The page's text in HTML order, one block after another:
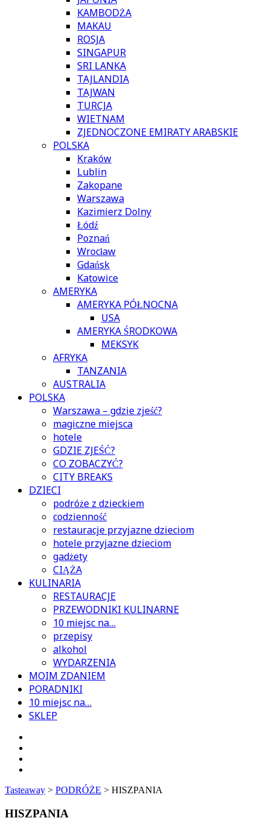
KAMBODŻA
MAKAU
ROSJA
SINGAPUR
SRI LANKA
TAJLANDIA
TAJWAN
TURCJA
WIETNAM
ZJEDNOCZONE EMIRATY ARABSKIE
POLSKA
Kraków
Lublin
Zakopane
Warszawa
Kazimierz Dolny
Łódź
Poznań
Wrocław
Gdańsk
Katowice
AMERYKA
AMERYKA PÓŁNOCNA
USA
AMERYKA ŚRODKOWA
MEKSYK
AFRYKA
TANZANIA
AUSTRALIA
POLSKA
Warszawa – gdzie zjeść?
magiczne miejsca
hotele
GDZIE ZJEŚĆ?
CO ZOBACZYĆ?
CITY BREAKS
DZIECI
podróże z dzieckiem
codzienność
restauracje przyjazne dzieciom
hotele przyjazne dzieciom
gadżety
CIĄŻA
KULINARIA
RESTAURACJE
PRZEWODNIKI KULINARNE
10 miejsc na…
przepisy
alkohol
WYDARZENIA
MOIM ZDANIEM
PORADNIKI
10 miejsc na…
SKLEP
Tasteaway > PODRÓŻE > HISZPANIA
HISZPANIA